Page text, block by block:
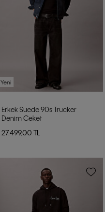
Yeni
Erkek Suede 90s Trucker
Denim Ceket
27.499,00 TL